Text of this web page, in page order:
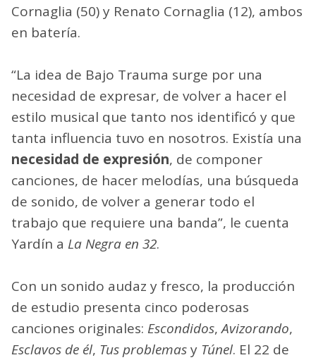
Cornaglia (50) y Renato Cornaglia (12), ambos
en batería.
“La idea de Bajo Trauma surge por una
necesidad de expresar, de volver a hacer el
estilo musical que tanto nos identificó y que
tanta influencia tuvo en nosotros. Existía una
necesidad de expresión, de componer
canciones, de hacer melodías, una búsqueda
de sonido, de volver a generar todo el
trabajo que requiere una banda”, le cuenta
Yardín a La Negra en 32.
Con un sonido audaz y fresco, la producción
de estudio presenta cinco poderosas
canciones originales: Escondidos,Avizorando,
Esclavos de él, Tus problemasy Túnel. El 22 de